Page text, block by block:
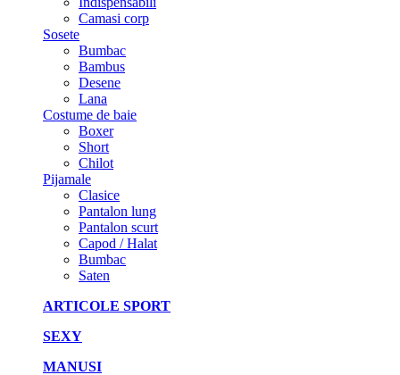
Camasi corp
Sosete
Bumbac
Bambus
Desene
Lana
Costume de baie
Boxer
Short
Chilot
Pijamale
Clasice
Pantalon lung
Pantalon scurt
Capod / Halat
Bumbac
Saten
ARTICOLE SPORT
SEXY
MANUSI